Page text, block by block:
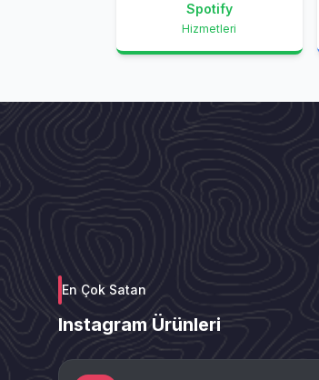
Spotify
Hizmetleri
En Çok Satan
Instagram Ürünleri